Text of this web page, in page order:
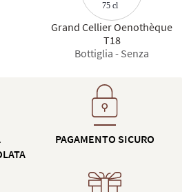
75 cl
Grand Cellier Oenothèque
T18
Bottiglia - Senza
PAGAMENTO SICURO